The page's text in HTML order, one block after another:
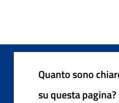
Quanto sono
su questa pagina?